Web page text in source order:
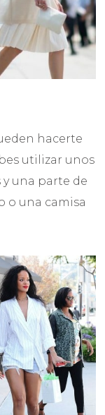
hacerte
utilizar unos
una parte de
o una camisa